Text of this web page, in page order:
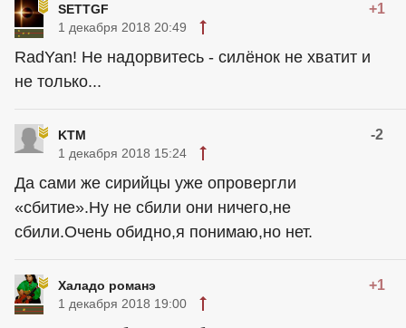
SETTGF +1
1 декабря 2018 20:49
RadYan! Не надорвитесь - силёнок не хватит и
не только...
KTM -2
1 декабря 2018 15:24
Да сами же сирийцы уже опровергли
«сбитие».Ну не сбили они ничего,не
сбили.Очень обидно,я понимаю,но нет.
Халадо романэ +1
1 декабря 2018 19:00